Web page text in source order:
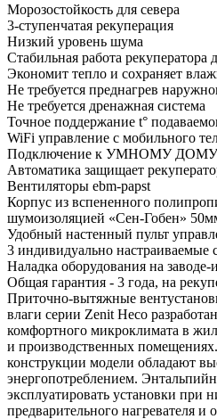
Морозостойкость для севера
3-ступенчатая рекуперация
Низкий уровень шума
Стабильная работа рекуператора
Экономит тепло и сохраняет
Не требуется преднагрев
Не требуется дренажная система
Точное поддержание t°
WiFi управление с мобильного
Подключение к УМНОМУ ДОМУ
Автоматика защищает
Вентиляторы ebm-papst
Корпус из вспененного
шумоизоляцией «Сен-Гобен»
Удобный настенный пульт
3 индивидуально настраиваемые
Наладка оборудования на заводе-
Общая гарантия - 3 года, на
Приточно-вытяжные
влаги серии Zenit Heco
комфортного микроклимата в
и производственных
конструкции модели обладают
энергопотреблением.
эксплуатировать установки при
предварительного нагревателя и